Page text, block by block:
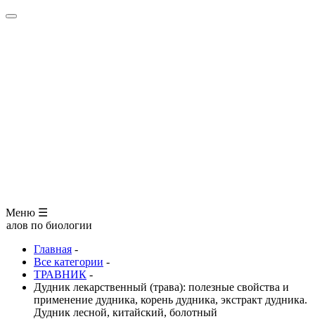
Меню ☰
Главная -
Все категории -
ТРАВНИК -
Дудник лекарственный (трава): полезные свойства и
применение дудника, корень дудника, экстракт дудника.
Дудник лесной, китайский, болотный